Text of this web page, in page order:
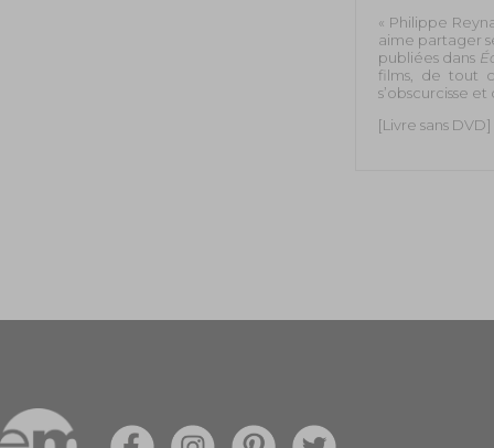
« Philippe
aime partager
publiées dans
films, de tout
s’obscurcisse
[Livre sans DVD]